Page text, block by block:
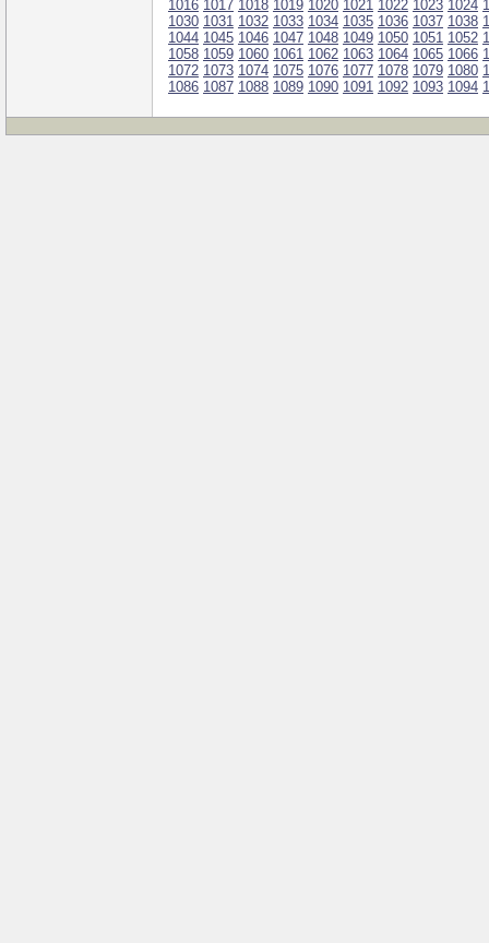
1016 1017 1018 1019 1020 1021 1022 1023 1024
1030 1031 1032 1033 1034 1035 1036 1037 1038
1044 1045 1046 1047 1048 1049 1050 1051 1052
1058 1059 1060 1061 1062 1063 1064 1065 1066
1072 1073 1074 1075 1076 1077 1078 1079 1080
1086 1087 1088 1089 1090 1091 1092 1093 1094